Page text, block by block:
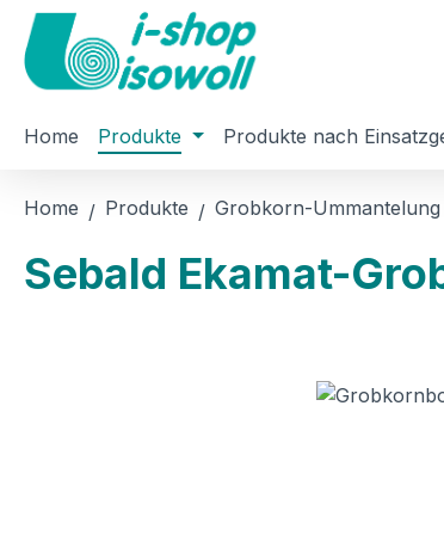
Hauptinhalt springen
Zur Suche springen
Zur Hauptnavigation springen
Home Produkte Produkte nach
Home Produkte Grobkorn-Ummantelung
Sebald Ekamat-